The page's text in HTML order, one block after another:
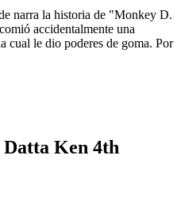
narra la historia de "Monkey D.
accidentalmente una
le dio poderes de goma. Por
Ken 4th